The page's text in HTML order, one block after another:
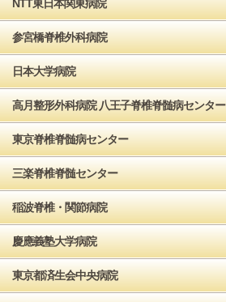
NTT東日本関東病院
参宮橋脊椎外科病院
日本大学病院
高月整形外科病院 八王子脊椎脊髄病センター
東京脊椎脊髄病センター
三楽脊椎脊髄センター
稲波脊椎・関節病院
慶應義塾大学病院
東京都済生会中央病院